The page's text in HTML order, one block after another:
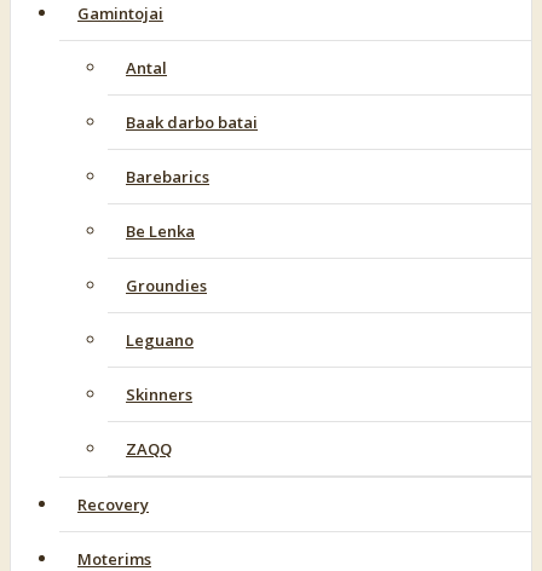
Gamintojai
Antal
Baak darbo batai
Barebarics
Be Lenka
Groundies
Leguano
Skinners
ZAQQ
Recovery
Moterims